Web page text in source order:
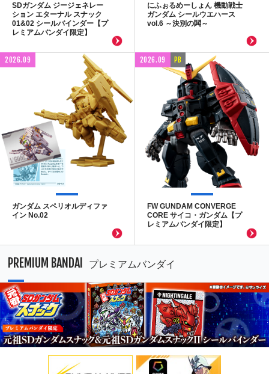
SDガンダム ジージェネレー
ション エターナル スナック
01&02 シールバインダー【プ
レミアムバンダイ限定】
にふぉるめーしょん 機動戦士
ガンダム シールウエハース
vol.6 ～決別の鬨～
2026.09
ガンダム スペリオルディファ
イン No.02
2026.09 PB
FW GUNDAM CONVERGE
CORE サイコ・ガンダム【プ
レミアムバンダイ限定】
PREMIUM BANDAI プレミアムバンダイ